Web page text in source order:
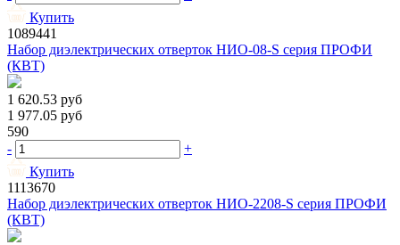
Купить
1089441
Набор диэлектрических отверток НИО-08-S серия ПРОФИ
(КВТ)
1 620.53 руб
1 977.05 руб
590
-
+
Купить
1113670
Набор диэлектрических отверток НИО-2208-S серия ПРОФИ
(КВТ)